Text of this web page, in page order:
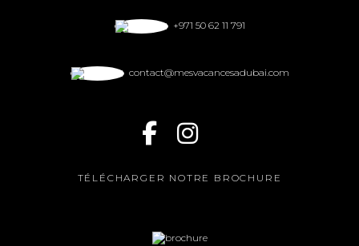
+971 50 62 11 791
contact@mesvacancesadubai.com
TÉLÉCHARGER NOTRE BROCHURE